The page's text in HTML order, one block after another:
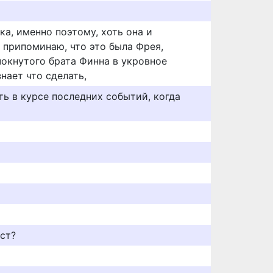
именно поэтому, хоть она и
припоминаю, что это была Фрея,
брата Финна в укровное
что сделать,
в курсе последних событий, когда